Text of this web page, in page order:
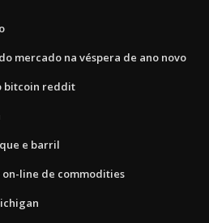
mercado na véspera de ano novo
bitcoin reddit
e barril
line de commodities